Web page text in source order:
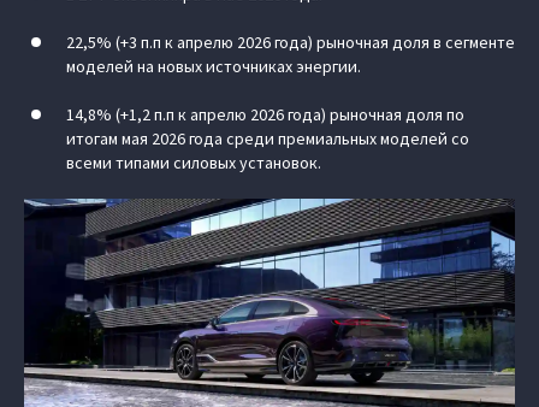
22,5% (+3 п.п к апрелю 2026 года) рыночная доля в сегменте
моделей на новых источниках энергии.
14,8% (+1,2 п.п к апрелю 2026 года) рыночная доля по
итогам мая 2026 года среди премиальных моделей со
всеми типами силовых установок.